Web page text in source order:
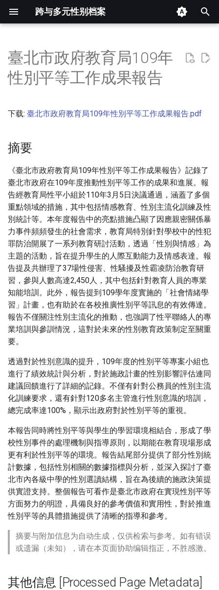
跨与多元性别档案
入
开
摘要
臺北市政府教育局109年
性別平等工作成果報告
下载: 臺北市政府教育局109年性別平等工作成果報告.pdf
摘要
《臺北市政府教育局109年性別平等工作成果報告》記錄了
臺北市政府在109年度推動性別平等工作的成果和進展。報
告經教育局性平小組於110年3月5日決議通過，涵蓋了多個
重點領域的措施，其中包括情感教育、性別主流化訓練及性
別統計等。本年度報告中的亮點措施凸顯了因應親密關係暴
力事件頻頻發生的社會需求，教育局特別針對學校中的性犯
罪防治開展了一系列教育研討活動，透過「性別與情感」為
主題的活動，旨在提升學生的人際互動能力及情感表達。報
告提及共辦理了37場性侵害、性騷擾及性霸凌防治教育研
習，參與人數高達2,450人，其中包括針對教育人員的專業
知能培訓。此外，報告提到109學年度實施的「社會情緒學
習」計畫，也有助於在各校推廣性別平等訊息的有效傳達。
報告不僅關注性別主流化的推動，也強調了性平聯絡人的專
業培訓與參訓情況，這對於未來的性別教育政策制定至關重
要。
透過對於性別意識的提升，109年度的性別平等專案小組也
進行了績效統計與分析，對於施政計畫的性別影響評估連同
建議回饋進行了詳細的記錄。不僅有針對公務員的性別主流
化訓練要求，還有針對120多名主管進行性別意識的培訓，
總完成率達100%，顯示出政府對於性別平等的重視。
本報告同時將性別平等與學生的學習環境相結合，形成了學
校性別事件的處理機制與指導原則，以期能在教育現場形成
更有利於性別平等的環境。報告結尾部分提供了部分性別統
計數據，包括性別相關的數據指標與分析，並深入探討了臺
北市內各級中學的性別選讀結構，旨在為後續的施政決策提
供實證支持。整個報告可看作是臺北市政府在實現性別平等
方面努力的明證，具備良好的參考價值和實用性，對於推進
性別平等的具體措施提供了清晰的指導和參考。
摘要与附加信息为自动生成，仅供检索与参考。如有错误
或遗漏（未知），请在本页面协助编辑指正，不胜感激。
其他信息 [Processed Page Metadata]